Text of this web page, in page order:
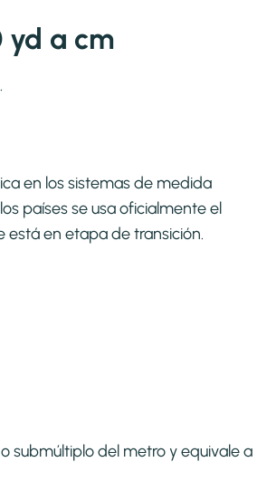
yd a cm
en los sistemas de medida
países se usa oficialmente el
está en etapa de transición.​
submúltiplo del metro y equivale a